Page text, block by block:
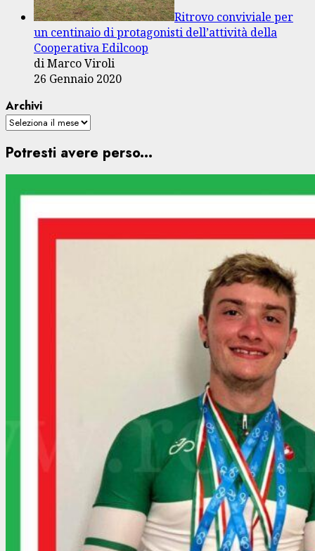
Ritrovo conviviale per
un centinaio di protagonisti dell’attività della
Cooperativa Edilcoop
di Marco Viroli
26 Gennaio 2020
Archivi
Potresti avere perso...